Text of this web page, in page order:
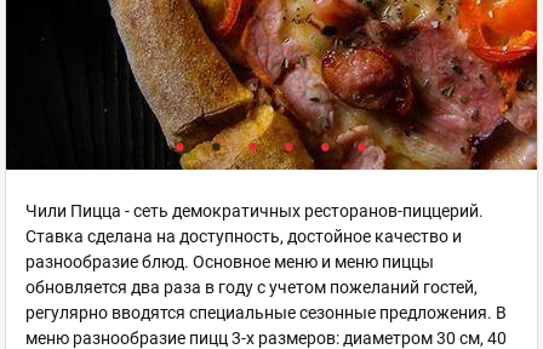
Чили Пицца - сеть демократичных ресторанов-пиццерий.
Ставка сделана на доступность, достойное качество и
разнообразие блюд. Основное меню и меню пиццы
обновляется два раза в году с учетом пожеланий гостей,
регулярно вводятся специальные сезонные предложения. В
меню разнообразие пицц 3-х размеров: диаметром 30 см, 40